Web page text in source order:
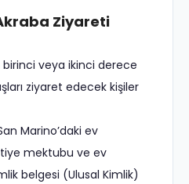
Ziyareti
birinci veya ikinci derece
ziyaret edecek kişiler
Marino’daki ev
mektubu ve ev
belgesi (Ulusal Kimlik)